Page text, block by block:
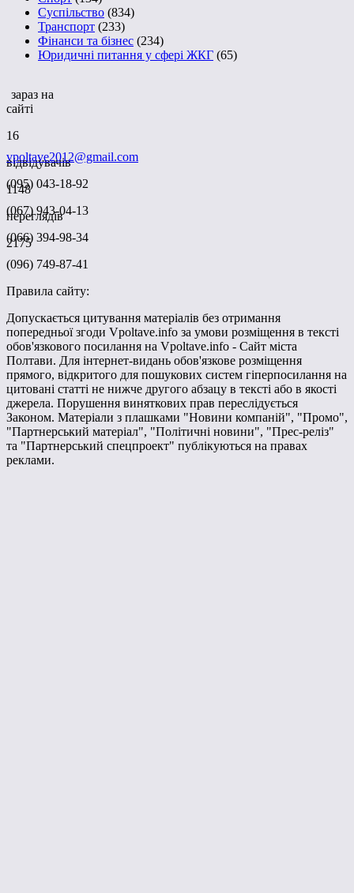
Суспільство (834)
Транспорт (233)
Фінанси та бізнес (234)
Юридичні питання у сфері ЖКГ (65)
зараз на
сайті
16
відвідувачів
1148
переглядів
2175
vpoltave2012@gmail.com
(095) 043-18-92
(067) 943-04-13
(066) 394-98-34
(096) 749-87-41
Правила сайту:
Допускається цитування матеріалів без отримання
попередньої згоди Vpoltave.info за умови розміщення в тексті
обов'язкового посилання на Vpoltave.info - Сайт міста
Полтави. Для інтернет-видань обов'язкове розміщення
прямого, відкритого для пошукових систем гіперпосилання на
цитовані статті не нижче другого абзацу в тексті або в якості
джерела. Порушення виняткових прав переслідується
Законом. Матеріали з плашками "Новини компаній", "Промо",
"Партнерський матеріал", "Політичні новини", "Прес-реліз"
та "Партнерський спецпроект" публікуються на правах
реклами.